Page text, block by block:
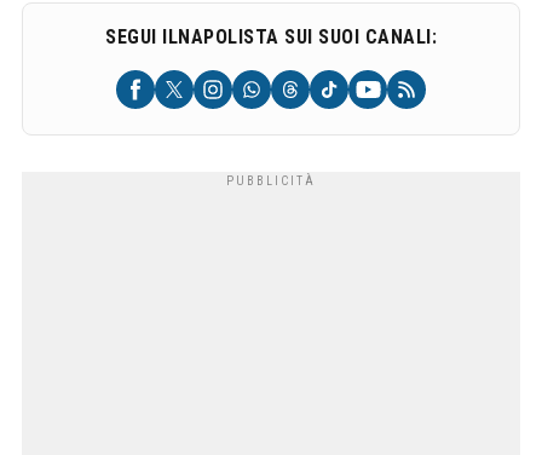
SEGUI ILNAPOLISTA SUI SUOI CANALI: